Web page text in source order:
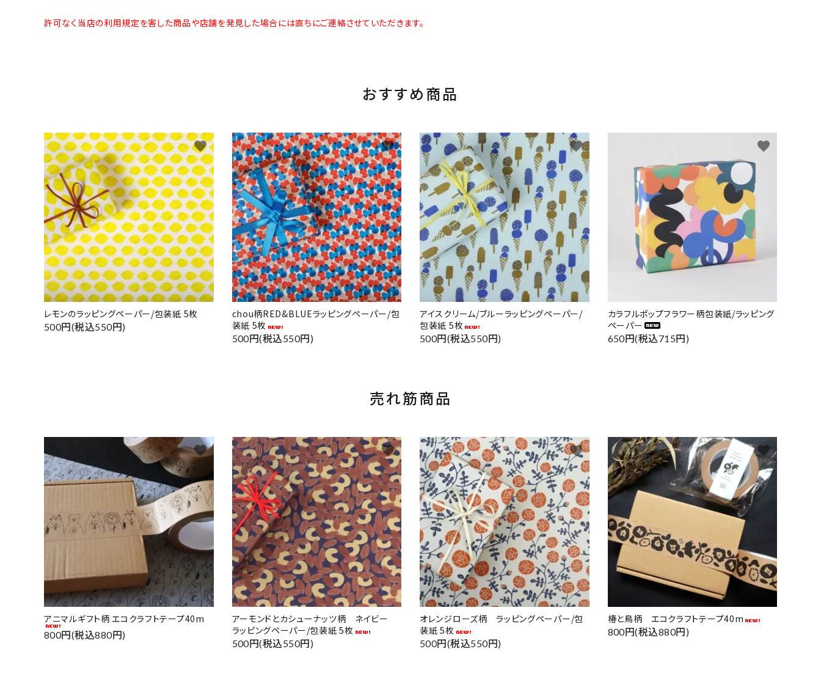
許可なく当店の利用規定を害した商品や店舗を発見した場合には直ちにご連絡させていただきます。
おすすめ商品
レモンのラッピングペーパー/包装紙 5枚
500円(税込550円)
favorite
chou柄RED&BLUEラッピングペーパー/包
装紙 5枚
500円(税込550円)
favorite
アイスクリーム/ブルーラッピングペーパー/
包装紙 5枚
500円(税込550円)
favorite
カラフルポップフラワー柄包装紙/ラッピング
ペーパー
650円(税込715円)
favorite
売れ筋商品
アニマルギフト柄 エコクラフトテープ40m
800円(税込880円)
favorite
アーモンドとカシューナッツ柄 ネイビー
ラッピングペーパー/包装紙 5枚
500円(税込550円)
favorite
オレンジローズ柄 ラッピングペーパー/包
装紙 5枚
500円(税込550円)
favorite
椿と鳥柄 エコクラフトテープ40m
800円(税込880円)
favorite